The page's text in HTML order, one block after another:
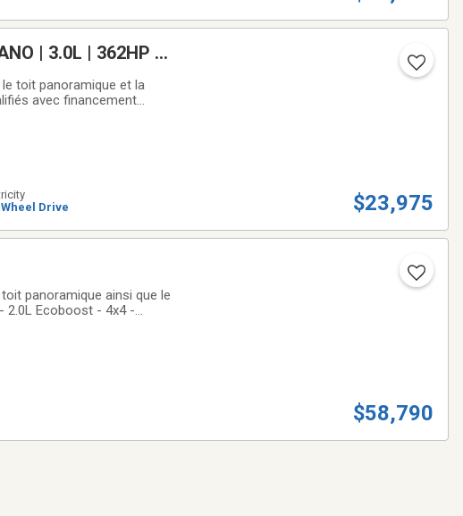
| 3.0L | 362HP |
toit panoramique et la
avec financement
Drive
$23,975
panoramique ainsi que le
2.0L Ecoboost - 4x4 -
$58,790